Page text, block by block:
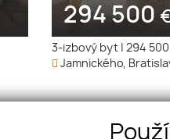
294 500
3-izbový byt
294
Jamnického,